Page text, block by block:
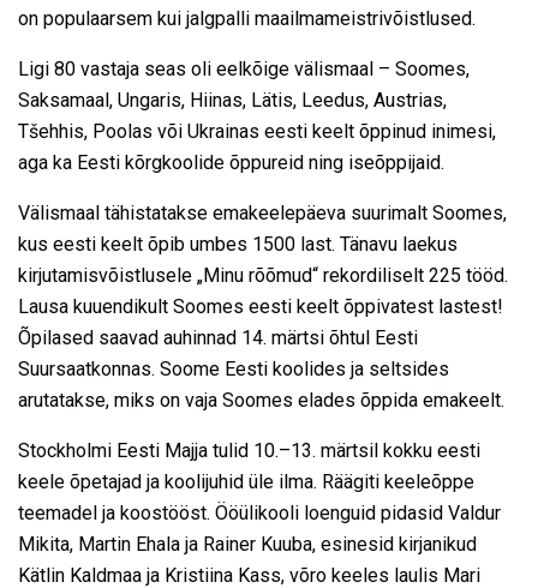
on populaarsem kui jalgpalli maailmameistrivõistlused.
Ligi 80 vastaja seas oli eelkõige välismaal – Soomes,
Saksamaal, Ungaris, Hiinas, Lätis, Leedus, Austrias,
Tšehhis, Poolas või Ukrainas eesti keelt õppinud inimesi,
aga ka Eesti kõrgkoolide õppureid ning iseõppijaid.
Välismaal tähistatakse emakeelepäeva suurimalt Soomes,
kus eesti keelt õpib umbes 1500 last. Tänavu laekus
kirjutamisvõistlusele „Minu rõõmud“ rekordiliselt 225 tööd.
Lausa kuuendikult Soomes eesti keelt õppivatest lastest!
Õpilased saavad auhinnad 14. märtsi õhtul Eesti
Suursaatkonnas. Soome Eesti koolides ja seltsides
arutatakse, miks on vaja Soomes elades õppida emakeelt.
Stockholmi Eesti Majja tulid 10.–13. märtsil kokku eesti
keele õpetajad ja koolijuhid üle ilma. Räägiti keeleõppe
teemadel ja koostööst. Ööülikooli loenguid pidasid Valdur
Mikita, Martin Ehala ja Rainer Kuuba, esinesid kirjanikud
Kätlin Kaldmaa ja Kristiina Kass, võro keeles laulis Mari